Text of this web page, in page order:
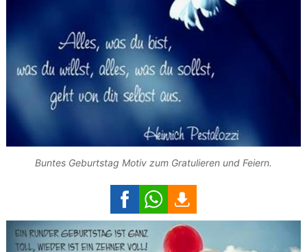
Buntes Geburtstag Motiv zum Gratulieren und Feiern.